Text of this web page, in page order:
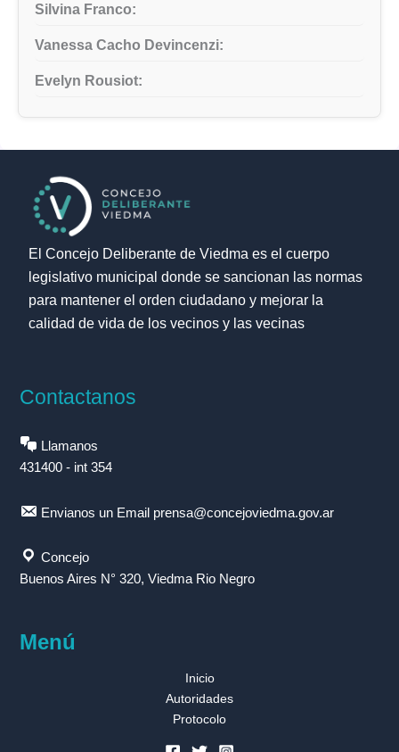
Silvina Franco:
Vanessa Cacho Devincenzi:
Evelyn Rousiot:
El Concejo Deliberante de Viedma es el cuerpo
legislativo municipal donde se sancionan las normas
para mantener el orden ciudadano y mejorar la
calidad de vida de los vecinos y las vecinas
Contactanos
Llamanos
431400 - int 354
Envianos un Email prensa@concejoviedma.gov.ar
Concejo
Buenos Aires N° 320, Viedma Rio Negro
Menú
Inicio
Autoridades
Protocolo